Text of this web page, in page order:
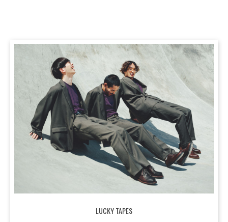
LUCKY TAPES